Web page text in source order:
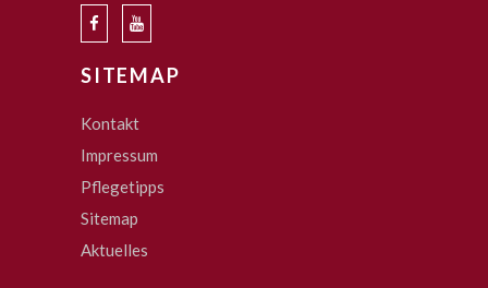
SITEMAP
Kontakt
Impressum
Pflegetipps
Sitemap
Aktuelles